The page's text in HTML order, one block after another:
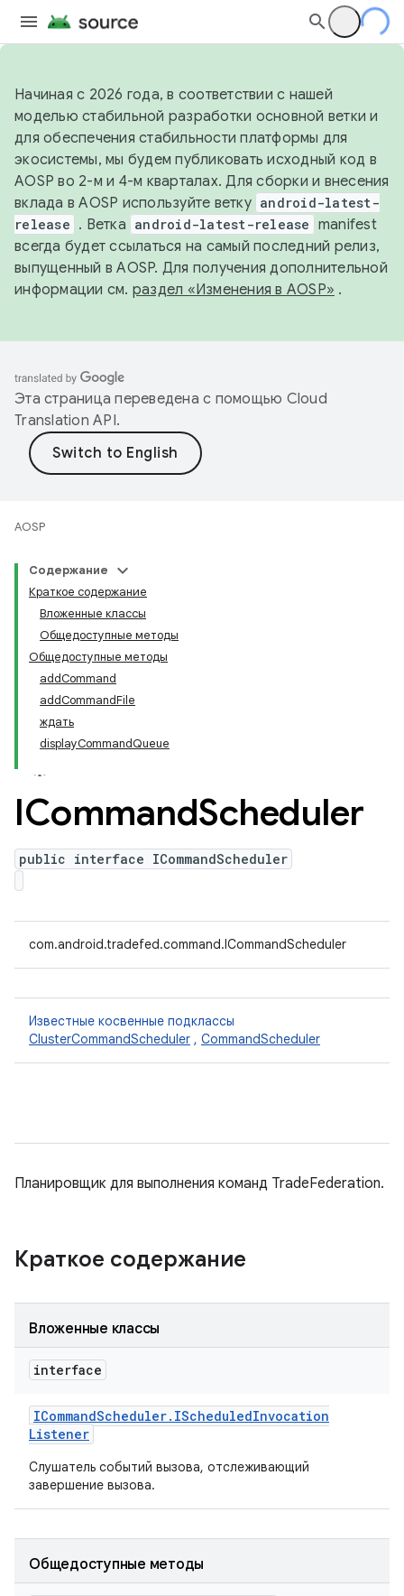
Начиная с 2026 года, в соответствии с нашей
моделью стабильной разработки основной ветки и
для обеспечения стабильности платформы для
экосистемы, мы будем публиковать исходный код в
AOSP во 2-м и 4-м кварталах. Для сборки и внесения
вклада в AOSP используйте ветку android-latest-
release . Ветка android-latest-release manifest
всегда будет ссылаться на самый последний релиз,
выпущенный в AOSP. Для получения дополнительной
информации см. раздел «Изменения в AOSP» .
Эта страница переведена с помощью Cloud
Translation API.
AOSP
Содержание
Краткое содержание
Вложенные классы
Общедоступные методы
Общедоступные методы
addCommand
addCommandFile
ждать
displayCommandQueue
ICommandScheduler
public interface ICommandScheduler
com.android.tradefed.command.ICommandScheduler
Известные косвенные подклассы
ClusterCommandScheduler , CommandScheduler
Планировщик для выполнения команд TradeFederation.
Краткое содержание
Вложенные классы
interface
ICommandScheduler. IScheduledInvocation
Listener
Слушатель событий вызова, отслеживающий
завершение вызова.
Общедоступные методы